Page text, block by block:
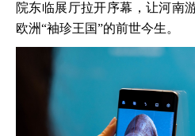
院东临展厅拉开序幕，让河南
欧洲“袖珍王国”的前世今生。